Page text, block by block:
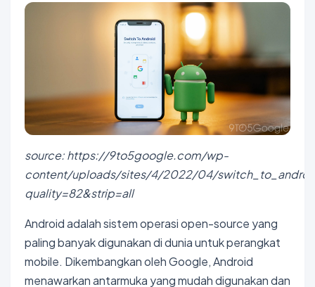
source: https://9to5google.com/wp-
content/uploads/sites/4/2022/04/
quality=82&strip=all
Android adalah sistem operasi open-source yang
paling banyak digunakan di dunia untuk perangkat
mobile. Dikembangkan oleh Google, Android
menawarkan antarmuka yang mudah digunakan dan